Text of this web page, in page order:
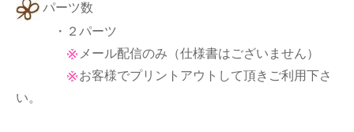
パーツ数
・２パーツ
メール配信のみ（仕様書はございません）
お客様でプリントアウトして頂きご利用下さ
い。